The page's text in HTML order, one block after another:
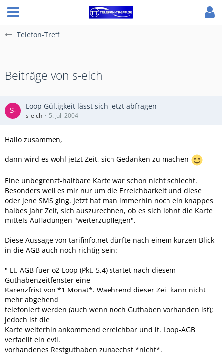
Telefon-Treff
Beiträge von s-elch
Loop Gültigkeit lässt sich jetzt abfragen
s-elch 5. Juli 2004
Hallo zusammen,
dann wird es wohl jetzt Zeit, sich Gedanken zu machen
Eine unbegrenzt-haltbare Karte war schon nicht schlecht.
Besonders weil es mir nur um die Erreichbarkeit und diese
oder jene SMS ging. Jetzt hat man immerhin noch ein knappes
halbes Jahr Zeit, sich auszurechnen, ob es sich lohnt die Karte
mittels Aufladungen "weiterzupflegen".
Diese Aussage von tarifinfo.net dürfte nach einem kurzen Blick
in die AGB auch noch richtig sein:
" Lt. AGB fuer o2-Loop (Pkt. 5.4) startet nach diesem
Guthabenzeitfenster eine
Karenzfrist von *1 Monat*. Waehrend dieser Zeit kann nicht
mehr abgehend
telefoniert werden (auch wenn noch Guthaben vorhanden ist);
jedoch ist die
Karte weiterhin ankommend erreichbar und lt. Loop-AGB
verfaellt ein evtl.
vorhandenes Restguthaben zunaechst *nicht*.